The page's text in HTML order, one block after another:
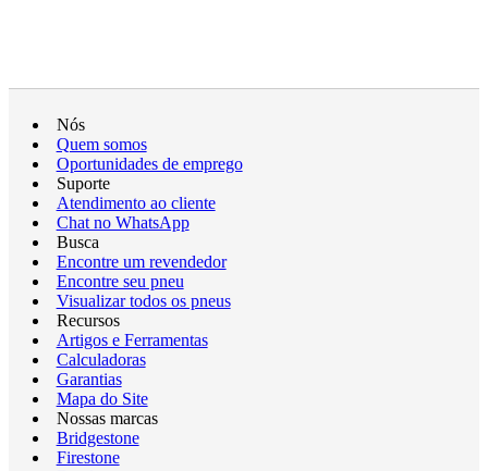
Nós
Quem somos
Oportunidades de emprego
Suporte
Atendimento ao cliente
Chat no WhatsApp
Busca
Encontre um revendedor
Encontre seu pneu
Visualizar todos os pneus
Recursos
Artigos e Ferramentas
Calculadoras
Garantias
Mapa do Site
Nossas marcas
Bridgestone
Firestone